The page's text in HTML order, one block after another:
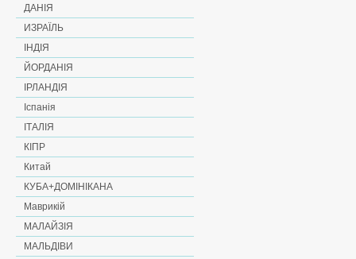
ДАНІЯ
ИЗРАЇЛЬ
ІНДІЯ
ЙОРДАНІЯ
ІРЛАНДІЯ
Іспанія
ІТАЛІЯ
КІПР
Китай
КУБА+ДОМІНІКАНА
Маврикій
МАЛАЙЗІЯ
МАЛЬДІВИ